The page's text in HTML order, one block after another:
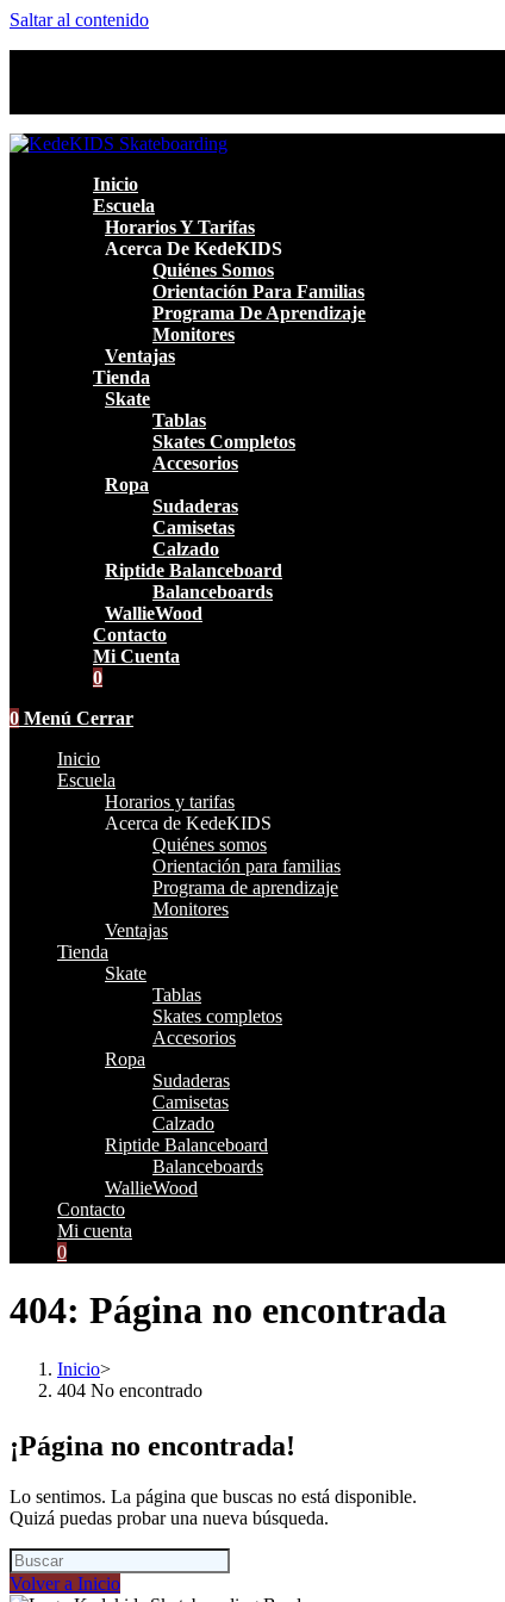
Saltar al contenido
Inicio
Escuela
Horarios Y Tarifas
Acerca De KedeKIDS
Quiénes Somos
Orientación Para Familias
Programa De Aprendizaje
Monitores
Ventajas
Tienda
Skate
Tablas
Skates Completos
Accesorios
Ropa
Sudaderas
Camisetas
Calzado
Riptide Balanceboard
Balanceboards
WallieWood
Contacto
Mi Cuenta
0
0 Menú Cerrar
Inicio
Escuela
Horarios y tarifas
Acerca de KedeKIDS
Quiénes somos
Orientación para familias
Programa de aprendizaje
Monitores
Ventajas
Tienda
Skate
Tablas
Skates completos
Accesorios
Ropa
Sudaderas
Camisetas
Calzado
Riptide Balanceboard
Balanceboards
WallieWood
Contacto
Mi cuenta
0
404: Página no encontrada
Inicio>
404 No encontrado
¡Página no encontrada!
Lo sentimos. La página que buscas no está disponible.
Quizá puedas probar una nueva búsqueda.
Volver a Inicio